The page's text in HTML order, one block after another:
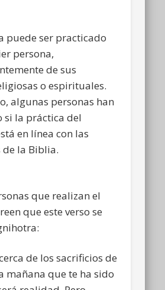
puede ser practicado
persona,
de sus
o espirituales.
algunas personas han
si la práctica del
en línea con las
de la Biblia.
que realizan el
que este verso se
de los sacrificios de
mañana que te ha sido